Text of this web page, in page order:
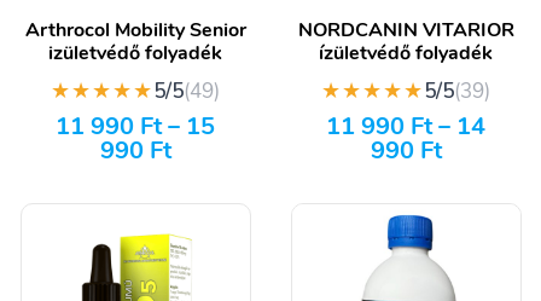
Arthrocol Mobility Senior
izületvédő folyadék
★★★★★5/5(49)
11 990 Ft– 15
990 Ft
NORDCANIN VITARIOR
ízületvédő folyadék
★★★★★5/5(39)
11 990 Ft– 14
990 Ft